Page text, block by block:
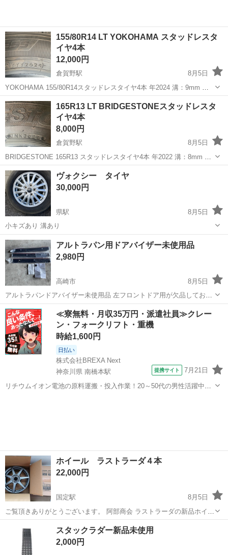
155/80R14 LT YOKOHAMA スタッドレスタ
イヤ4本
12,000円
倉賀野駅
8月5日
YOKOHAMA 155/80R14スタッドレスタイヤ4本 年2024 溝：9mm ヒ
ビ割れ、パンク修理無し タイヤ組替価格 12から15インまで 4000円4
本 16インチから17インチまで 8000円4本 18インチま...
群馬 高崎市
スタッドレスタイヤ
165R13 LT BRIDGESTONEスタッドレスタ
イヤ4本
8,000円
倉賀野駅
8月5日
BRIDGESTONE 165R13 スタッドレスタイヤ4本 年2022 溝：8mm ヒ
ビ割れ、パンク修理無し タイヤ組替価格 12から15インまで 4000円4
本 16インチから17インチまで 8000円4本 18インチ...
群馬 高崎市 倉賀野駅 タイヤ、ホイール
BRIDGESTONE
ヴォクシー タイヤ
30,000円
県駅
8月5日
小キズあり 溝あり
群馬 邑楽郡 県駅 タイヤ、ホイール
アルトラパン用ドアバイザー未使用品
2,980円
高崎市
8月5日
アルトラパンドアバイザー未使用品 左フロントドア用が欠品しており
ます。 運転席側 後部座席左右 の３点となります。 取り付けブラケッ
ト６個です。 アルトラパン ´０８.１１〜
群馬 高崎市 外装、車外用品 ドアバイザー
≪寮無料・月収35万円・派遣社員≫クレー
ン・フォークリフト・重機
時給1,600円
日払い
株式会社BREXA Next
神奈川県 南橋本駅
提携サイト 7月21日
リチウムイオン電池の原料運搬・投入作業！20～50代の男性活躍中★
ホイール ラストラーダ４本
22,000円
国定駅
8月5日
ご覧頂きありがとうございます。 阿部商会 ラストラーダの新品ホイー
ル4本セットになります。 1本だけ仮装着しましたが、丁寧に取り外し
しました。 購入しましたが、使う目処が先になりそうなので出品で
す。 サイズなどの細かい表...
国定駅 タイヤ、ホイール
スタックラダー新品未使用
2,000円